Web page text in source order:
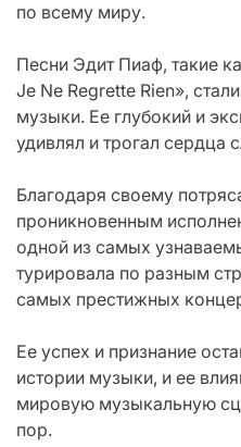
по всему миру.
Песни Эдит Пиаф, такие
Je Ne Regrette Rien»,
музыки. Ее глубокий и
удивлял и трогал сердца
Благодаря своему
проникновенным
одной из самых
турировала по разным
самых престижных
Ее успех и признание
истории музыки, и ее
мировую музыкальную
пор.